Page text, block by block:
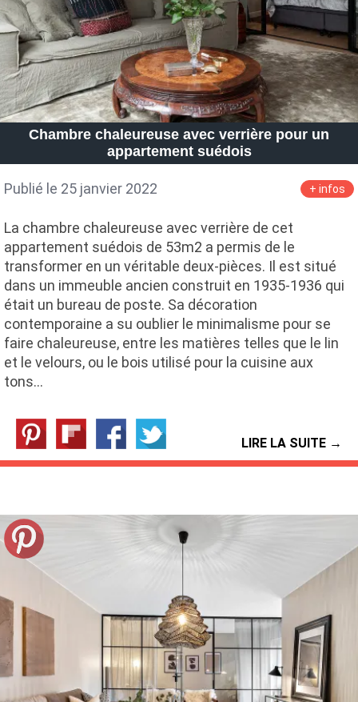
Chambre chaleureuse avec verrière pour un
appartement suédois
Publié le 25 janvier 2022 + infos
La chambre chaleureuse avec verrière de cet
appartement suédois de 53m2 a permis de le
transformer en un véritable deux-pièces. Il est situé
dans un immeuble ancien construit en 1935-1936 qui
était un bureau de poste. Sa décoration
contemporaine a su oublier le minimalisme pour se
faire chaleureuse, entre les matières telles que le lin
et le velours, ou le bois utilisé pour la cuisine aux
tons…
LIRE LA SUITE →